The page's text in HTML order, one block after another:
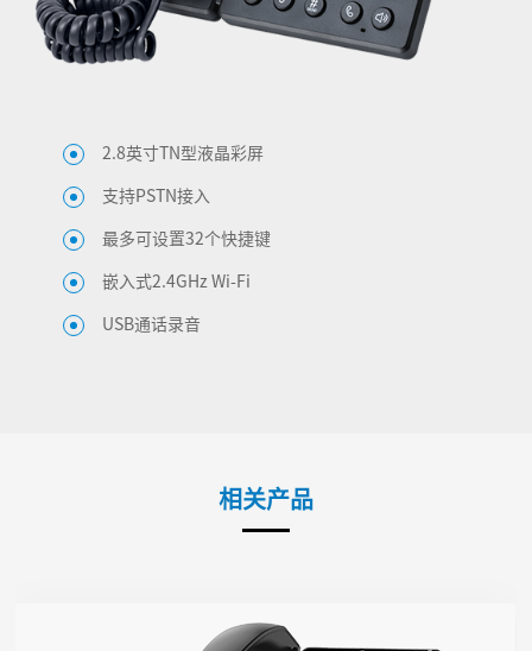
2.8英寸TN型液晶彩屏
支持PSTN接入
最多可设置32个快捷键
嵌入式2.4GHz Wi-Fi
USB通话录音
相关产品
FIP15G